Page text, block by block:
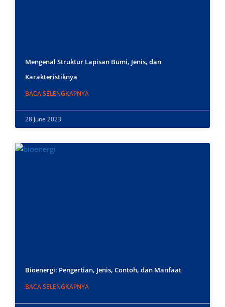
Mengenal Struktur Lapisan Bumi, Jenis, dan
Karakteristiknya
BACA SELENGKAPNYA
28 June 2023
Bioenergi: Pengertian, Jenis, Contoh, dan Manfaat
BACA SELENGKAPNYA